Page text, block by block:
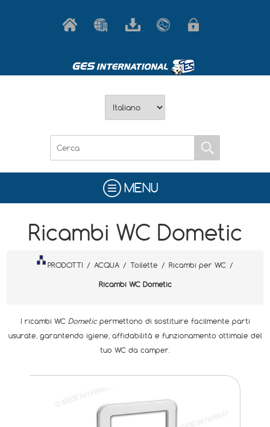
MENU
Ricambi WC Dometic
PRODOTTI / ACQUA / Toilette / Ricambi per WC /
Ricambi WC Dometic
I ricambi WC Dometicpermettono di sostituire facilmente parti
usurate, garantendo igiene, affidabilità e funzionamento ottimale del
tuo WC da camper.